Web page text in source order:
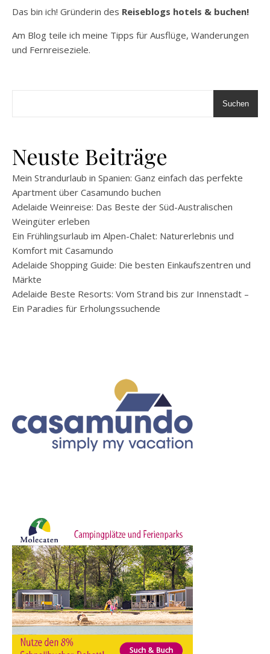
Das bin ich! Gründerin des Reiseblogs hotels & buchen!
Am Blog teile ich meine Tipps für Ausflüge, Wanderungen
und Fernreiseziele.
Suchen
Neuste Beiträge
Mein Strandurlaub in Spanien: Ganz einfach das perfekte
Apartment über Casamundo buchen
Adelaide Weinreise: Das Beste der Süd-Australischen
Weingüter erleben
Ein Frühlingsurlaub im Alpen-Chalet: Naturerlebnis und
Komfort mit Casamundo
Adelaide Shopping Guide: Die besten Einkaufszentren und
Märkte
Adelaide Beste Resorts: Vom Strand bis zur Innenstadt –
Ein Paradies für Erholungssuchende